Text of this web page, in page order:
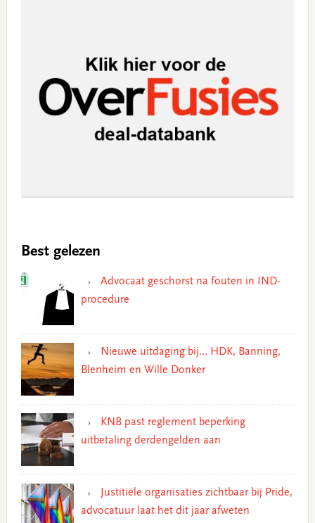
Best gelezen
Advocaat geschorst na fouten in IND-
procedure
Nieuwe uitdaging bij… HDK, Banning,
Blenheim en Wille Donker
KNB past reglement beperking
uitbetaling derdengelden aan
Justitiële organisaties zichtbaar bij Pride,
advocatuur laat het dit jaar afweten